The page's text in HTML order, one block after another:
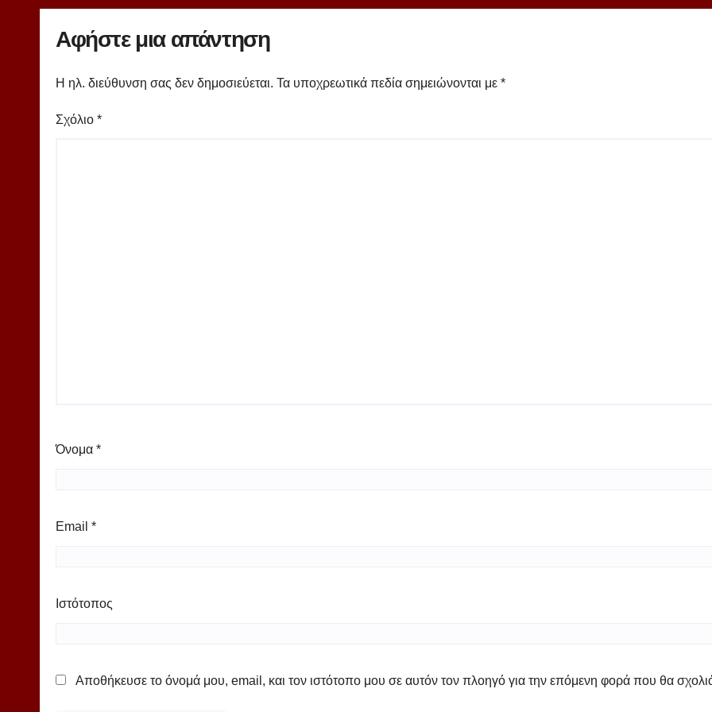
Αφήστε μια απάντηση
Η ηλ. διεύθυνση σας δεν δημοσιεύεται. Τα υποχρεωτικά πεδία σημειώνονται με *
Σχόλιο *
Όνομα *
Email *
Ιστότοπος
Αποθήκευσε το όνομά μου, email, και τον ιστότοπο μου σε αυτόν τον πλοηγό για την επόμενη φορά που θα